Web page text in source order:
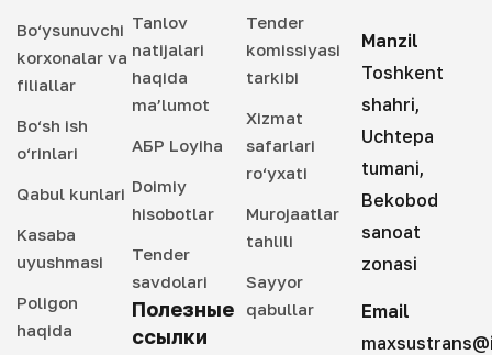
Bo‘ysunuvchi
korxonalar va
filiallar
Bo‘sh ish
o‘rinlari
Qabul kunlari
Kasaba
uyushmasi
Poligon
haqida
Tanlov
natijalari
haqida
ma’lumot
АБР Loyiha
Doimiy
hisobotlar
Tender
savdolari
Полезные
ссылки
Tender
komissiyasi
tarkibi
Xizmat
safarlari
ro‘yxati
Murojaatlar
tahlili
Sayyor
qabullar
Manzil
Toshkent
shahri,
Uchtepa
tumani,
Bekobod
sanoat
zonasi
Email